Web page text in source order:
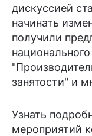
дискуссией
начинать
получили
занятости" и
Узнать
мероприятий